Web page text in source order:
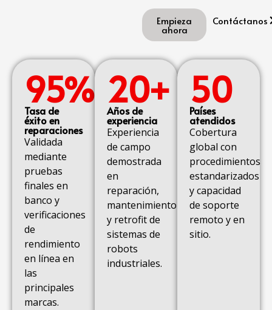
Empieza
ahora
Contáctanos
95%
Tasa de
éxito en
reparaciones
Validada
mediante
pruebas
finales en
banco y
verificaciones
de
rendimiento
en línea en
las
principales
marcas.
20+
Años de
experiencia
Experiencia
de campo
demostrada
en
reparación,
mantenimiento
y retrofit de
sistemas de
robots
industriales.
50
Países
atendidos
Cobertura
global con
procedimientos
estandarizados
y capacidad
de soporte
remoto y en
sitio.